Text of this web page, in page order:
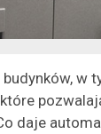
w
daje